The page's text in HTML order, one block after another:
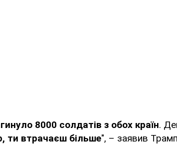
8000 солдатів з обох країн.
ти втрачаєш більше", – заявив